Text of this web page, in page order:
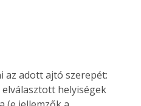
az adott ajtó szerepét:
helyiségek